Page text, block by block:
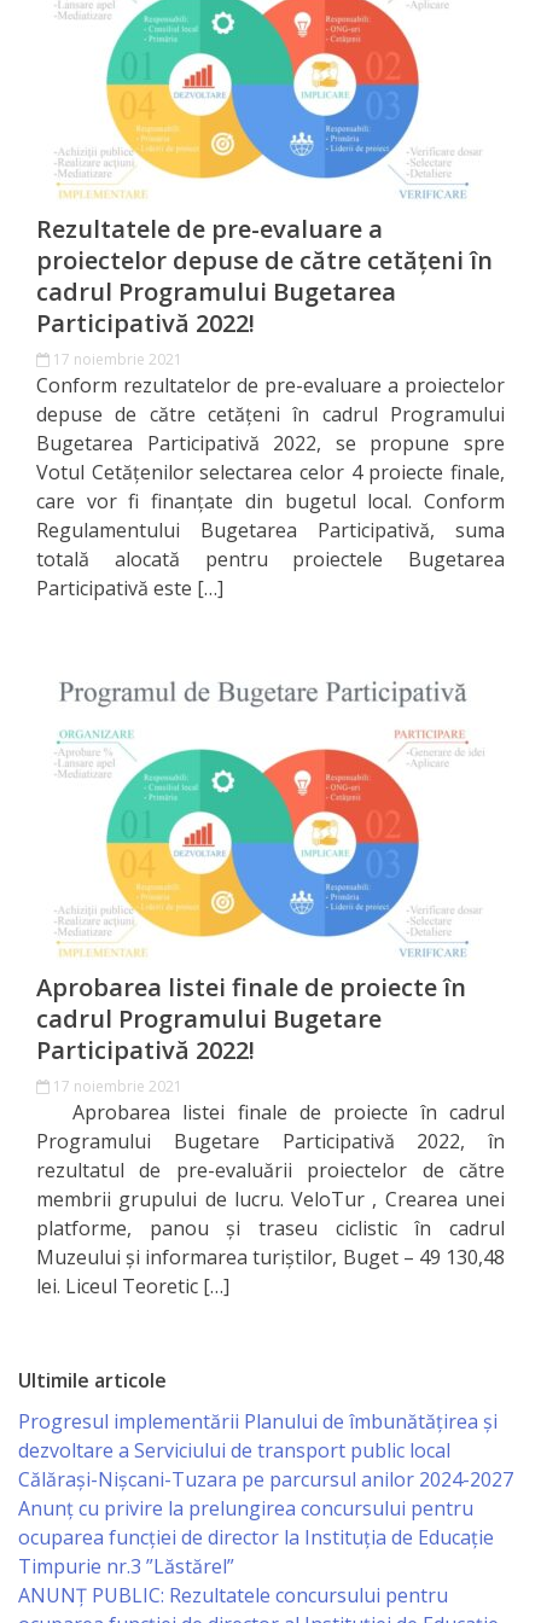
înfrățite
Strategii
Registrul
de
Stat
al
Actelor
Locale
Primăria
Aparatul
Primăriei
Primăriei
Călăraşi
Contabilitate
Serviciul
Arhitectură
şi
Urbanism
Serviciul
de
Atragere
a
Investiţiilor
Colectare
a
Impozitelor
şi
Taxelor
Rezultatele de pre-evaluare a
proiectelor depuse de către cetățeni în
cadrul Programului Bugetarea
Participativă 2022!
17 noiembrie 2021
Conform rezultatelor de pre-evaluare a proiectelor
depuse de către cetățeni în cadrul Programului
Bugetarea Participativă 2022, se propune spre
Votul Cetățenilor selectarea celor 4 proiecte finale,
care vor fi finanțate din bugetul local. Conform
Regulamentului Bugetarea Participativă, suma
totală alocată pentru proiectele Bugetarea
Participativă este […]
Aprobarea listei finale de proiecte în
cadrul Programului Bugetare
Participativă 2022!
17 noiembrie 2021
Aprobarea listei finale de proiecte în cadrul
Programului Bugetare Participativă 2022, în
rezultatul de pre-evaluării proiectelor de către
membrii grupului de lucru. VeloTur , Crearea unei
platforme, panou și traseu ciclistic în cadrul
Muzeului și informarea turiștilor, Buget – 49 130,48
lei. Liceul Teoretic […]
Ultimile articole
Progresul implementării Planului de îmbunătățirea și
dezvoltare a Serviciului de transport public local
Călărași-Nișcani-Tuzara pe parcursul anilor 2024-2027
Anunț cu privire la prelungirea concursului pentru
ocuparea funcţiei de director la Instituția de Educație
Timpurie nr.3 ”Lăstărel”
ANUNȚ PUBLIC: Rezultatele concursului pentru